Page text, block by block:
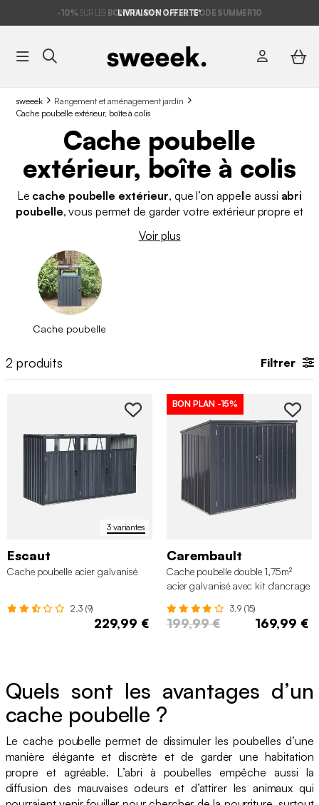
-10%SUR LES BONS PLANS*AVEC LECODE SUMMER10
LIVRAISON OFFERTE*
sweeek
Rangement et aménagement jardin
Cache poubelle extérieur, boîte à colis
Cache poubelle
extérieur, boîte à colis
Le cache poubelle extérieur, que l’on appelle aussi abri
poubelle, vous permet de garder votre extérieur propre et
poubelles sont indispensables mais elles ne sont pas très
esthétiques. Grâce au cache poubelle, elles seront dissimulées
tout en restant accessibles. Découvrez nos différents modèles
de cache poubelle au meilleur prix. sweeek vous
aussi d'autres solutions de rangement extérieur
Voir plus
Cache poubelle
2 produits Filtrer
3 variantes
Escaut
Cache poubelle acier galvanisé
2.3 (9)
229,99 €
BON PLAN -15%
Carembault
Cache poubelle double 1,75m²
acier galvanisé avec kit d'ancrage
3.9 (15)
199,99 € 169,99 €
Quels sont les avantages d’un
cache poubelle ?
Le cache poubelle permet de dissimuler les poubelles d’une
manière élégante et discrète et de garder une habitation
propre et agréable. L’abri à poubelles empêche aussi la
diffusion des mauvaises odeurs et d’attirer les animaux qui